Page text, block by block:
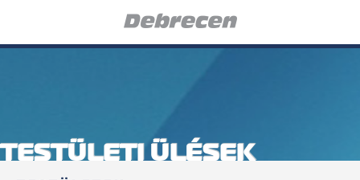
TESTÜLETI ÜLÉSEK